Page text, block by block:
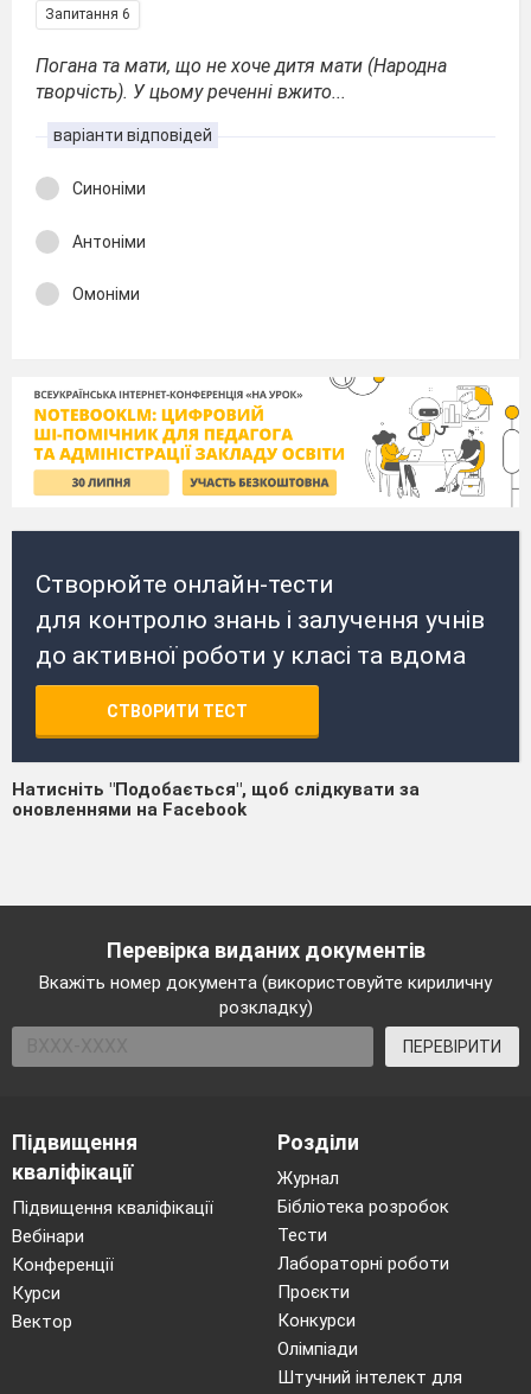
Запитання 6
Погана та мати, що не хоче дитя мати (Народна
творчість). У цьому реченні вжито...
варіанти відповідей
Синоніми
Антоніми
Омоніми
Створюйте онлайн-тести
для контролю знань і залучення учнів
до активної роботи у класі та вдома
СТВОРИТИ ТЕСТ
Натисніть "Подобається", щоб слідкувати за
оновленнями на Facebook
Перевірка виданих документів
Вкажіть номер документа (використовуйте кириличну
розкладку)
ПЕРЕВІРИТИ
Підвищення
кваліфікації
Підвищення кваліфікації
Вебінари
Конференції
Курси
Вектор
Розділи
Журнал
Бібліотека розробок
Тести
Лабораторні роботи
Проєкти
Конкурси
Олімпіади
Штучний інтелект для